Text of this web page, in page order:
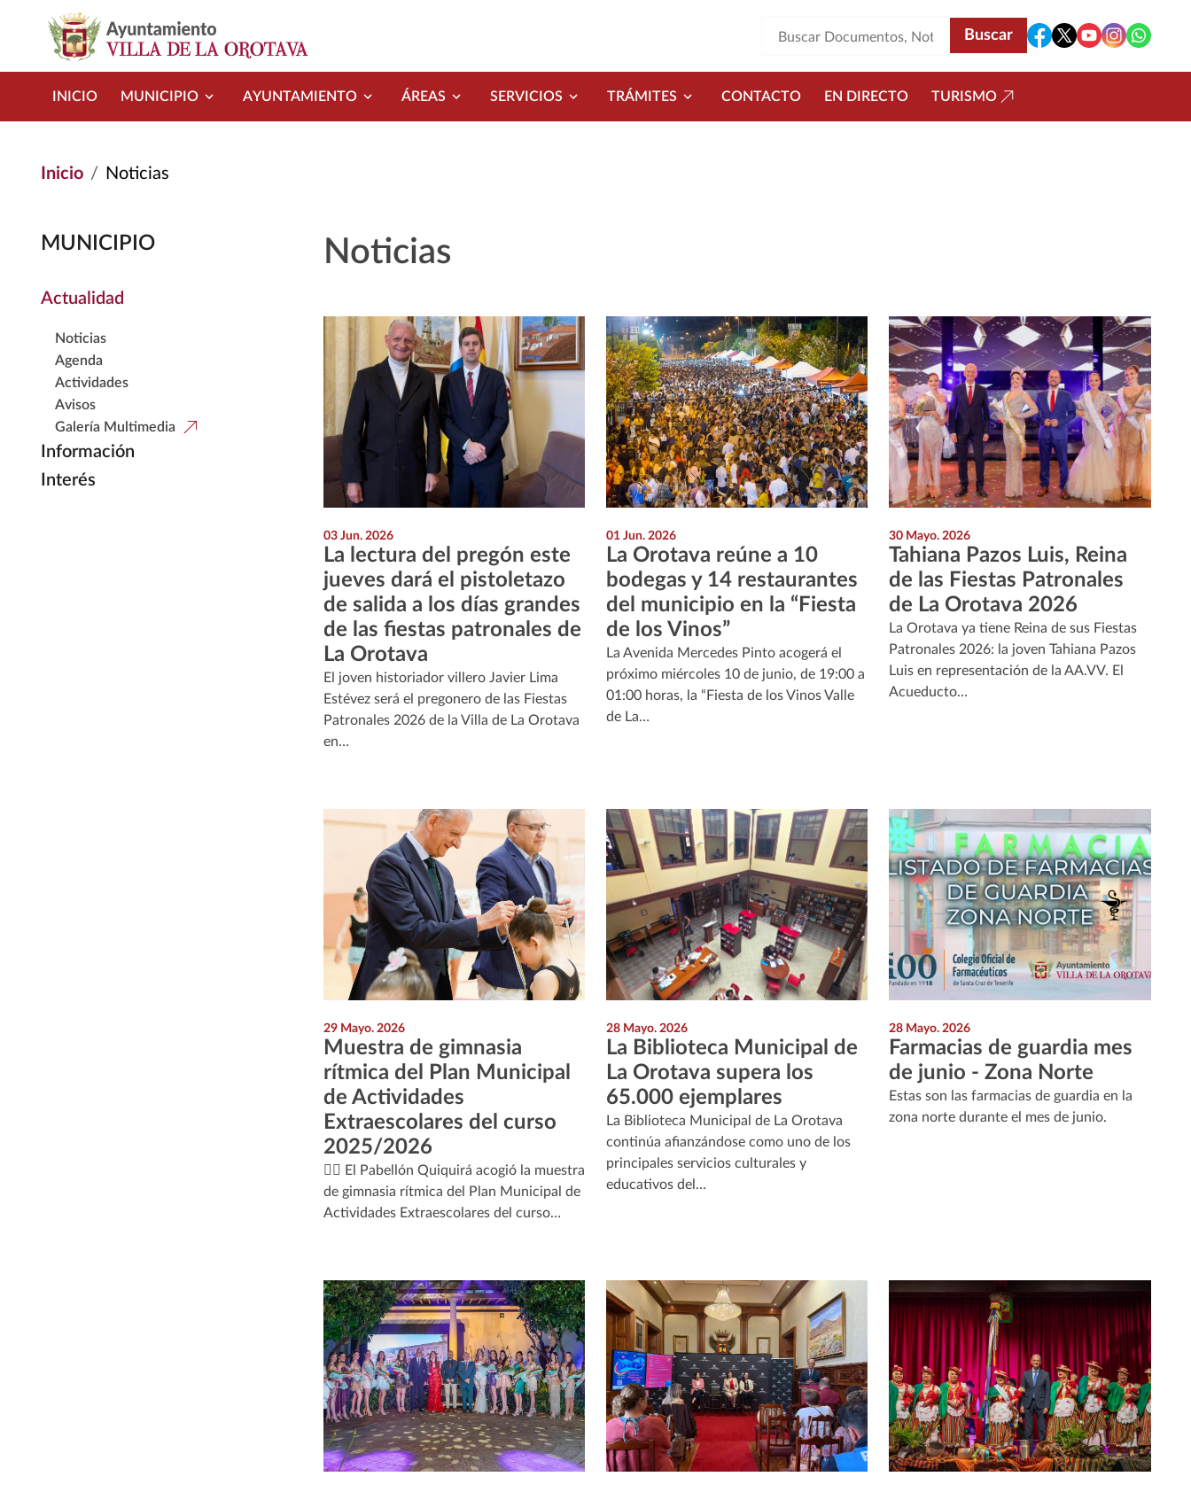
INICIO MUNICIPIO AYUNTAMIENTO ÁREAS SERVICIOS TRÁMITES CONTACTO EN DIRECTO TURISMO
Inicio Noticias
MUNICIPIO
Actualidad
Noticias
Agenda
Actividades
Avisos
Galería Multimedia
Información
Interés
Noticias
03 Jun. 2026
La lectura del pregón este
jueves dará el pistoletazo
de salida a los días grandes
de las fiestas patronales de
La Orotava
El joven historiador villero Javier Lima
Estévez será el pregonero de las Fiestas
Patronales 2026 de la Villa de La Orotava
en…
01 Jun. 2026
La Orotava reúne a 10
bodegas y 14 restaurantes
del municipio en la “Fiesta
de los Vinos”
La Avenida Mercedes Pinto acogerá el
próximo miércoles 10 de junio, de 19:00 a
01:00 horas, la “Fiesta de los Vinos Valle
de La…
30 Mayo. 2026
Tahiana Pazos Luis, Reina
de las Fiestas Patronales
de La Orotava 2026
La Orotava ya tiene Reina de sus Fiestas
Patronales 2026: la joven Tahiana Pazos
Luis en representación de la AA.VV. El
Acueducto…
29 Mayo. 2026
Muestra de gimnasia
rítmica del Plan Municipal
de Actividades
Extraescolares del curso
2025/2026
🤸‍♀️ El Pabellón Quiquirá acogió la muestra
de gimnasia rítmica del Plan Municipal de
Actividades Extraescolares del curso…
28 Mayo. 2026
La Biblioteca Municipal de
La Orotava supera los
65.000 ejemplares
La Biblioteca Municipal de La Orotava
continúa afianzándose como uno de los
principales servicios culturales y
educativos del…
28 Mayo. 2026
Farmacias de guardia mes
de junio - Zona Norte
Estas son las farmacias de guardia en la
zona norte durante el mes de junio.